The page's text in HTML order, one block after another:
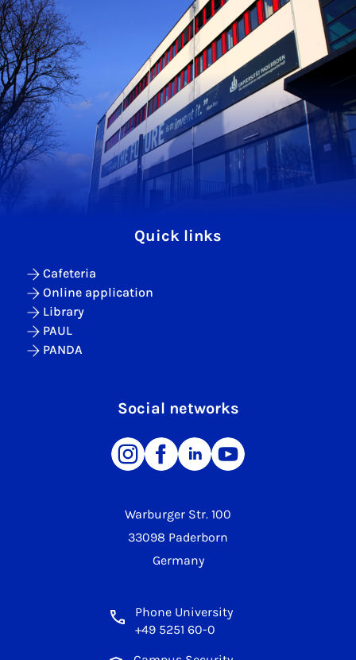
Warburger Str. 100
33098 Paderborn
Germany
Phone University
+49 5251 60-0
Quick links
Cafeteria
Online application
Library
PAUL
PANDA
Social networks